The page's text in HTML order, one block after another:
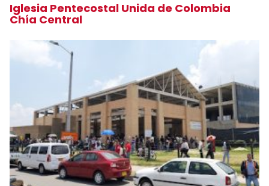
Iglesia Pentecostal Unida de Colombia
Chía Central